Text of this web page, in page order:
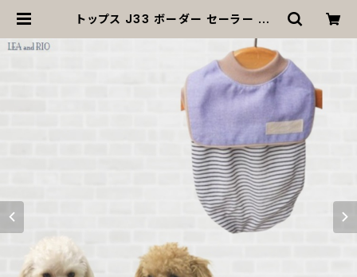
トップス J33 ボーダー セーラー ウッ
ュアル 上品 ドッグウェア dog 犬 猫
ペット 服 犬服 オシャレ かわいい 小
型犬 返品交換不可 | MOANA